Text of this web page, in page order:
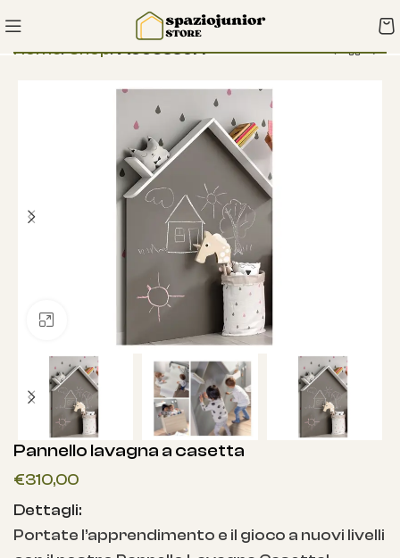
Home Shop Accessori
Clicca per ingrandire
Pannello lavagna a casetta
€310,00
Dettagli:
Portate l’apprendimento e il gioco a nuovi livelli